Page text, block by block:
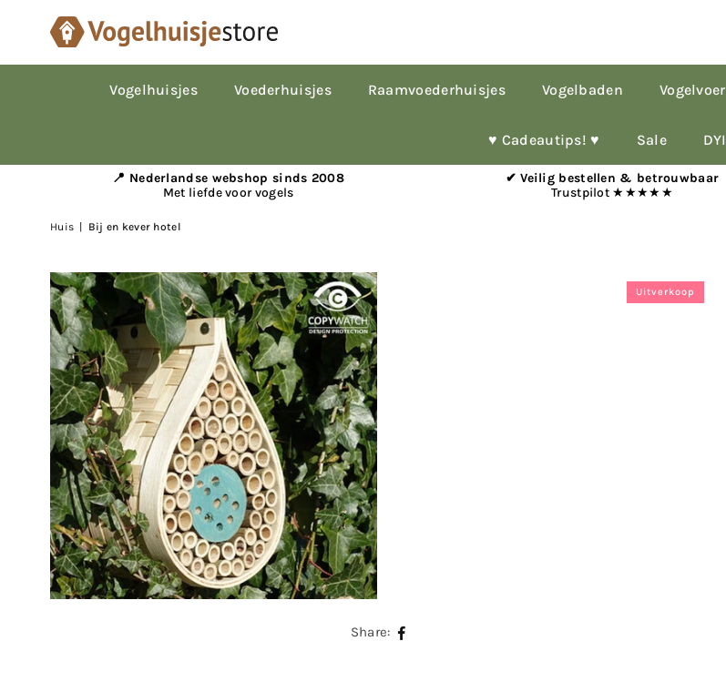
Vogelhuisjes Voederhuisjes Raamvoederhuisjes Vogelbaden Vogelvoer
♥︎ Cadeautips! ♥︎ Sale DYI
📍 Nederlandse webshop sinds 2008
Met liefde voor vogels
✔ Veilig bestellen & betrouwbaar
Trustpilot ★★★★★
Huis Bij en kever hotel
Uitverkoop
Share: